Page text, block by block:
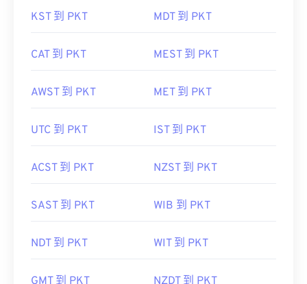
KST 到 PKT MDT 到 PKT
CAT 到 PKT MEST 到 PKT
AWST 到 PKT MET 到 PKT
UTC 到 PKT IST 到 PKT
ACST 到 PKT NZST 到 PKT
SAST 到 PKT WIB 到 PKT
NDT 到 PKT WIT 到 PKT
GMT 到 PKT NZDT 到 PKT